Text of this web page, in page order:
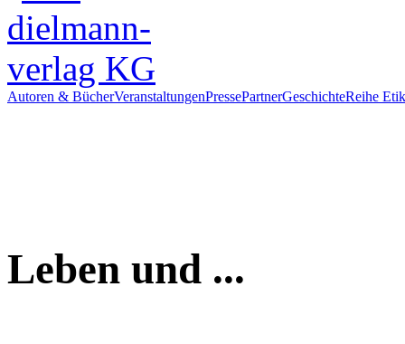
Autoren & BücherVeranstaltungenPressePartnerGeschichteReihe
Leben und ...